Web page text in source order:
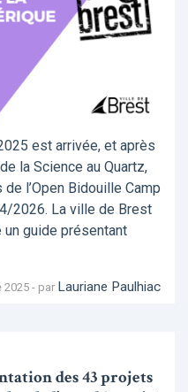
est arrivée, et après
la Science au Quartz,
l’Open Bidouille Camp
2026. La ville de Brest
guide présentant
2025 - par Lauriane Paulhiac
des 43 projets